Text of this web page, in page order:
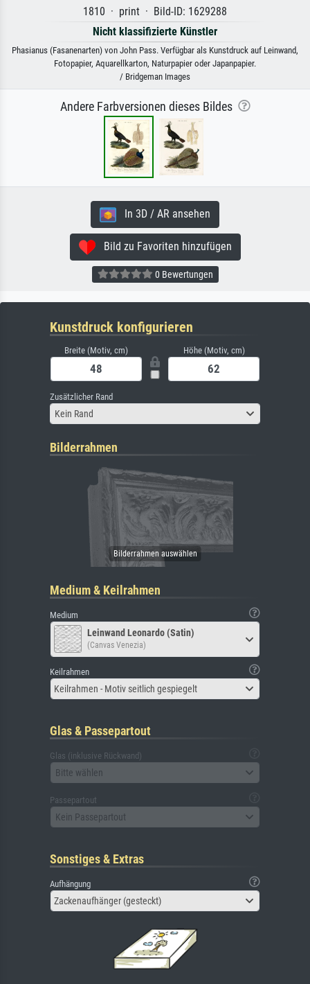
1810 · print · Bild-ID: 1629288
Nicht klassifizierte Künstler
Phasianus (Fasanenarten) von John Pass. Verfügbar als Kunstdruck auf Leinwand,
Fotopapier, Aquarellkarton, Naturpapier oder Japanpapier.
/ Bridgeman Images
Andere Farbversionen dieses Bildes
In 3D / AR ansehen
Bild zu Favoriten hinzufügen
0 Bewertungen
Kunstdruck konfigurieren
Breite (Motiv, cm) Höhe (Motiv, cm)
Zusätzlicher Rand
Kein Rand
Bilderrahmen
Medium & Keilrahmen
Medium
Leinwand Leonardo (Satin)
(Canvas Venezia)
Keilrahmen
Keilrahmen - Motiv seitlich gespiegelt
Glas & Passepartout
Glas (inklusive Rückwand)
Bitte wählen
Passepartout
Kein Passepartout
Sonstiges & Extras
Aufhängung
Zackenaufhänger (gesteckt)